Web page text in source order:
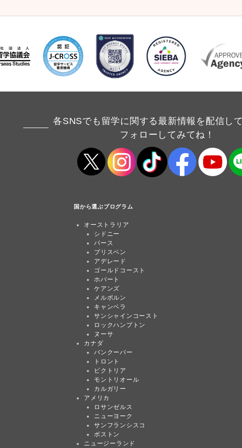
各SNSでも留学に関する最新情報を配信し
フォローしてみてね！
国から選ぶプログラム
オーストラリア
シドニー
パース
ブリスベン
アデレード
ゴールドコースト
ホバート
ケアンズ
メルボルン
キャンベラ
サンシャインコースト
ロックハンプトン
ヌーサ
カナダ
バンクーバー
トロント
ビクトリア
モントリオール
カルガリー
アメリカ
ロサンゼルス
ニューヨーク
サンフランシスコ
ボストン
ニュージーランド